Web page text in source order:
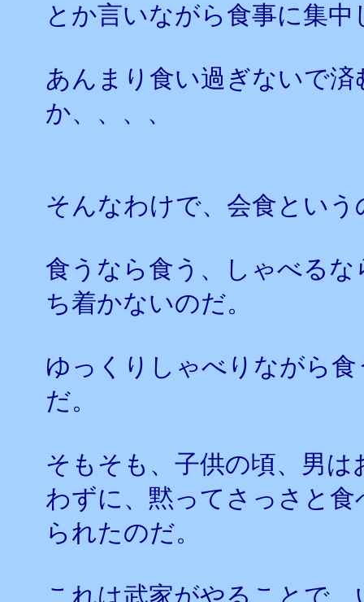
とか言いながら食事に集中
あんまり食い過ぎないで
か、、、、
そんなわけで、会食とい
食うなら食う、しゃべる
ち着かないのだ。
ゆっくりしゃべりながら
だ。
そもそも、子供の頃、男
わずに、黙ってさっさと
られたのだ。
これは武家がやることで